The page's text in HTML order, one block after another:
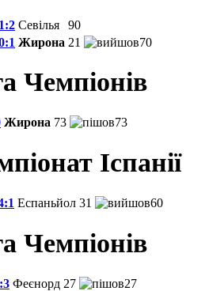
1:2 Севілья
90
Жирона 21 70
Чемпіонів
Жирона 73 73
Іспанії
Еспаньйол 31 60
Чемпіонів
Феєнорд 27 27